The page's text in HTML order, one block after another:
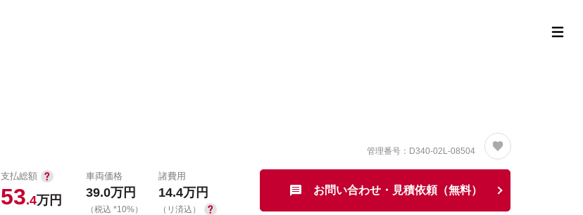
支払総額
53.4万円
車両価格
39.0万円
（税込 *10%）
諸費用
14.4万円
（リ済込）
管理番号：D340-02L-08504
お問い合わせ・見積依頼（無料）